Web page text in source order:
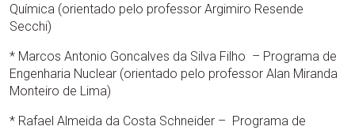
Química (orientado pelo professor Argimiro Resende
Secchi)
* Marcos Antonio Goncalves da Silva Filho – Programa de
Engenharia Nuclear (orientado pelo professor Alan Miranda
Monteiro de Lima)
* Rafael Almeida da Costa Schneider – Programa de